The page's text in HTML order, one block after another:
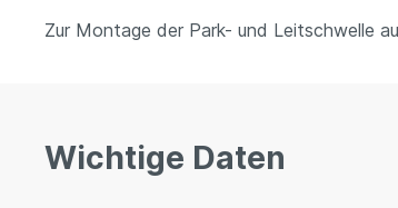
Zur Montage der Park- und Leitschwelle
Wichtige Daten